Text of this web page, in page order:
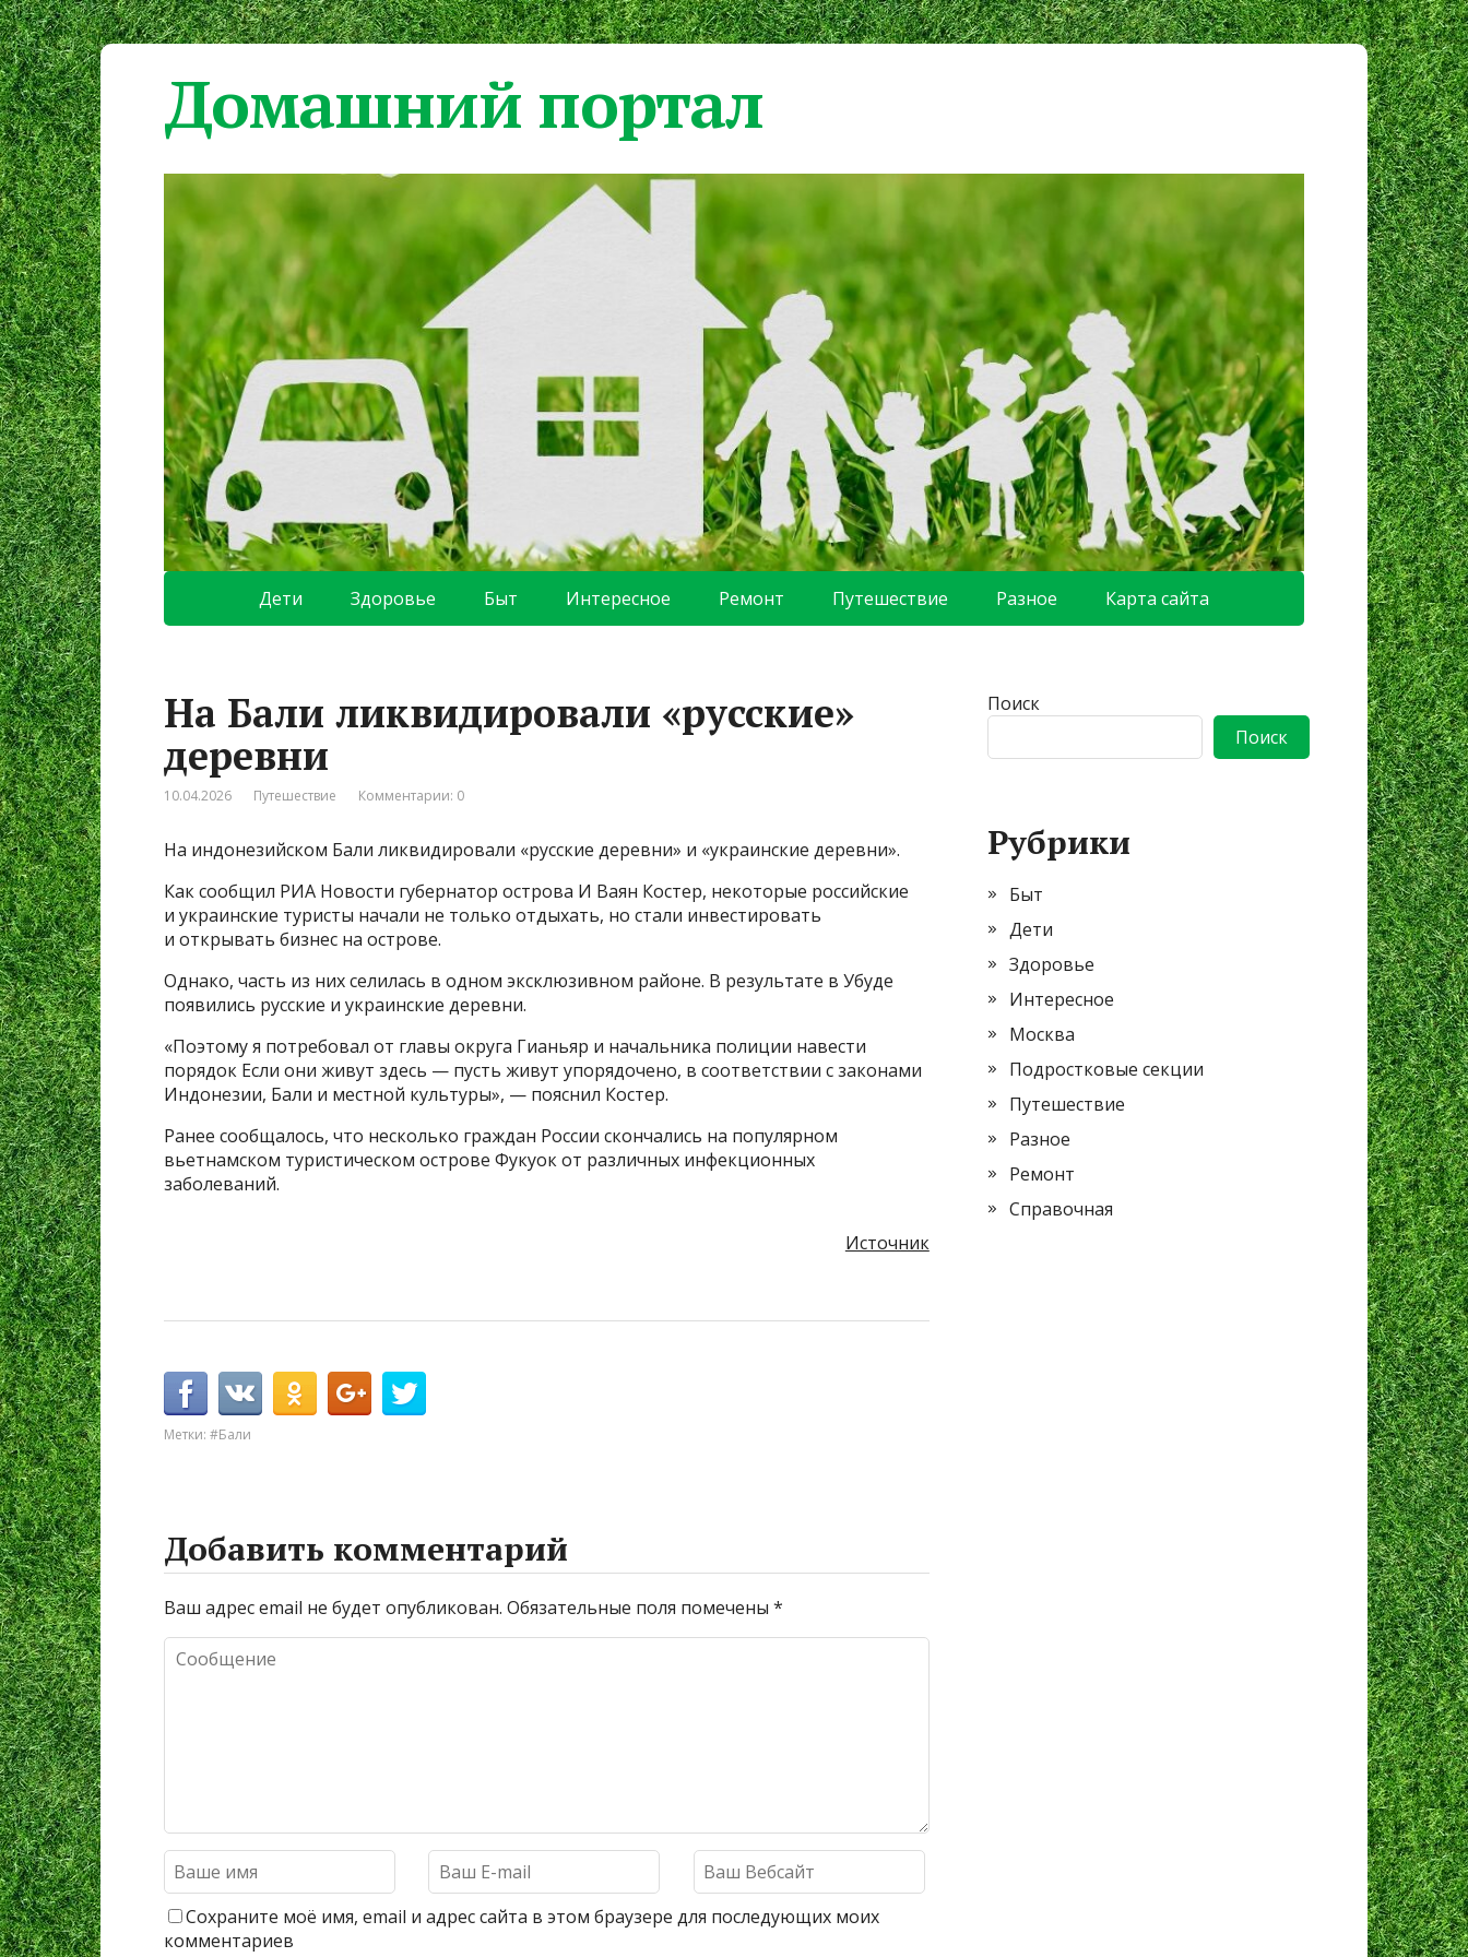
Домашний портал
Дети Здоровье Быт Интересное Ремонт Путешествие Разное Карта сайта
На Бали ликвидировали «русские»
деревни
10.04.2026 Путешествие Комментарии: 0
На индонезийском Бали ликвидировали «русские деревни» и «украинские деревни».
Как сообщил РИА Новости губернатор острова И Ваян Костер, некоторые российские
и украинские туристы начали не только отдыхать, но стали инвестировать
и открывать бизнес на острове.
Однако, часть из них селилась в одном эксклюзивном районе. В результате в Убуде
появились русские и украинские деревни.
«Поэтому я потребовал от главы округа Гианьяр и начальника полиции навести
порядок Если они живут здесь — пусть живут упорядочено, в соответствии с законами
Индонезии, Бали и местной культуры», — пояснил Костер.
Ранее сообщалось, что несколько граждан России скончались на популярном
вьетнамском туристическом острове Фукуок от различных инфекционных
заболеваний.
Источник
Метки: #Бали
Добавить комментарий
Ваш адрес email не будет опубликован. Обязательные поля помечены *
Сохраните моё имя, email и адрес сайта в этом браузере для последующих моих
комментариев
Поиск
Поиск
Рубрики
Быт
Дети
Здоровье
Интересное
Москва
Подростковые секции
Путешествие
Разное
Ремонт
Справочная